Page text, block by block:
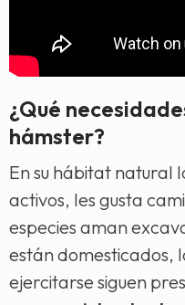
¿Qué
hámster?
En su hábitat natural
activos, les gusta
especies aman
están domesticados,
ejercitarse siguen